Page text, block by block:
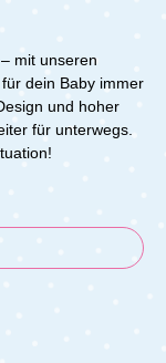
– mit unseren
dein Baby immer
und hoher
für unterwegs.